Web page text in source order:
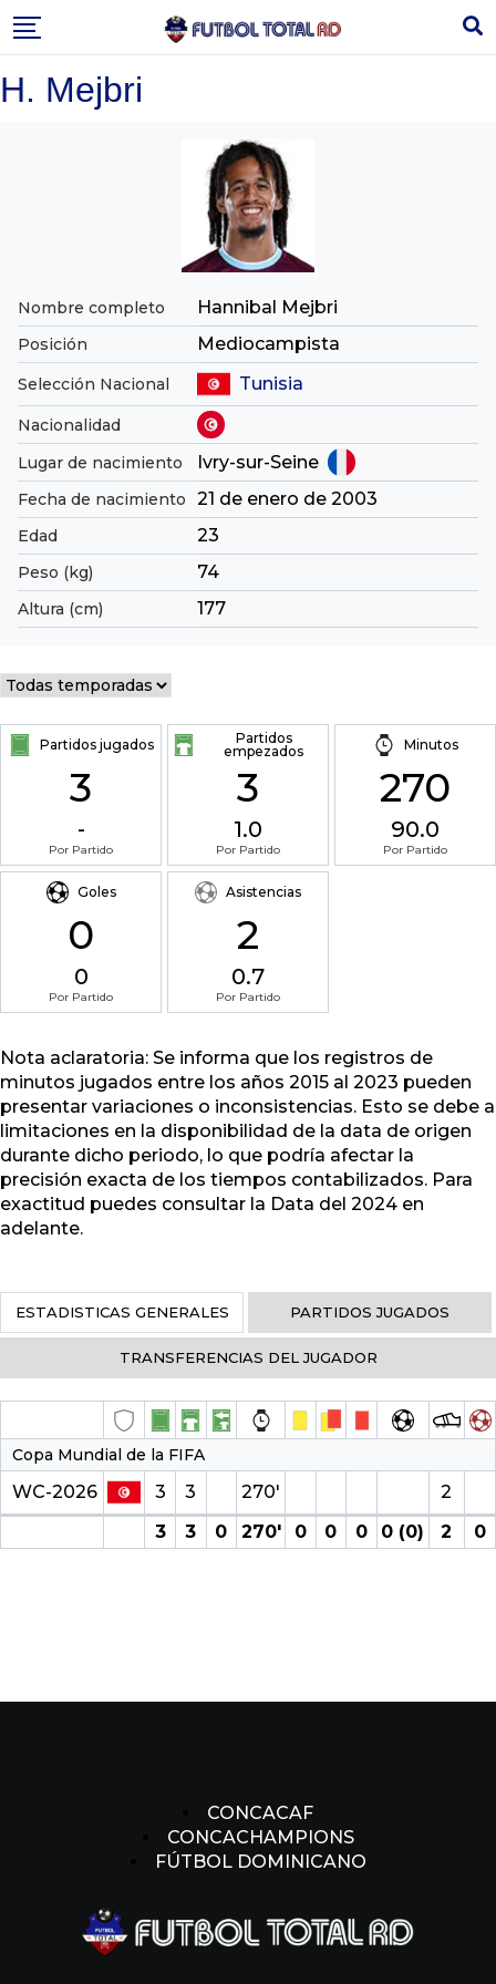
to
H. Mejbri
Nombre completo Hannibal Mejbri
Posición Mediocampista
Selección Nacional Tunisia
Nacionalidad
Lugar de nacimiento
Ivry-sur-Seine
Fecha de nacimiento 21 de enero de 2003
Edad 23
Peso (kg) 74
Altura (cm) 177
Partidos jugados
3
-
Por Partido
Partidos
empezados
3
1.0
Por Partido
Minutos
270
90.0
Por Partido
Goles
0
0
Por Partido
Asistencias
2
0.7
Por Partido
Nota aclaratoria: Se informa que los registros de
minutos jugados entre los años 2015 al 2023 pueden
presentar variaciones o inconsistencias. Esto se debe a
limitaciones en la disponibilidad de la data de origen
durante dicho periodo, lo que podría afectar la
precisión exacta de los tiempos contabilizados. Para
exactitud puedes consultar la Data del 2024 en
adelante.
ESTADISTICAS GENERALES PARTIDOS JUGADOS
TRANSFERENCIAS DEL JUGADOR
Copa Mundial de la FIFA
WC-2026 3 3 270′
2
3
3 0 270′ 0 0 0 0 (0) 2 0
CONCACAF
CONCACHAMPIONS
FÚTBOL DOMINICANO